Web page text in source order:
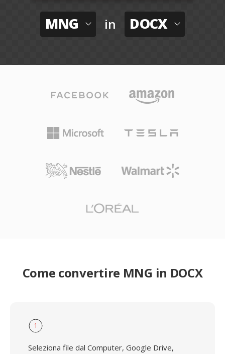
MNG in DOCX
Come convertire MNG in DOCX
1
Seleziona file dal Computer, Google Drive,